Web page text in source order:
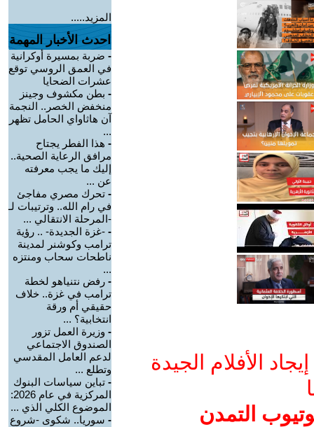
الأفلام الجيدة
التمدن
المزيد.....
احدث الأخبار المهمة
- ضربة بمسيرة أوكرانية
في العمق الروسي توقع
عشرات الضحايا
- بطن مكشوف وجينز
منخفض الخصر.. النجمة
آن هاثاواي الحامل تظهر
...
- هذا الفطر يجتاح
مرافق الرعاية الصحية..
إليك ما يجب معرفته
عن ...
- تحرك مصري مفاجئ
في رام الله.. وترتيبات لـ
-المرحلة الانتقالي ...
- -غزة الجديدة- .. رؤية
ترامب وكوشنر لمدينة
ناطحات سحاب ومنتزه
...
- رفض نتنياهو لخطة
ترامب في غزة.. خلاف
حقيقي أم ورقة
انتخابية؟ ...
- وزيرة العمل تزور
الصندوق الاجتماعي
لدعم العامل المقدسي
وتطلع ...
- تباين سياسات البنوك
المركزية في عام 2026:
الموضوع الكلي الذي ...
- سوريا.. شكوى -شروع